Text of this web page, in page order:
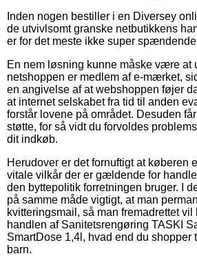
Inden nogen bestiller i en Diversey
de utvivlsomt granske netbutikkens
er for det meste ikke super
En nem løsning kunne måske være at
netshoppen er medlem af e-mærket,
en angivelse af at webshoppen føjer
at internet selskabet fra tid til anden
forstår lovene på området. Desuden
støtte, for så vidt du forvoldes
dit indkøb.
Herudover er det fornuftigt at køberen
vitale vilkår der er gældende for
den byttepolitik forretningen bruger. I
på samme måde vigtigt, at man
kvitteringsmail, så man fremadrettet
handlen af Sanitetsrengøring TASKI
SmartDose 1,4l, hvad end du shopper
barn.